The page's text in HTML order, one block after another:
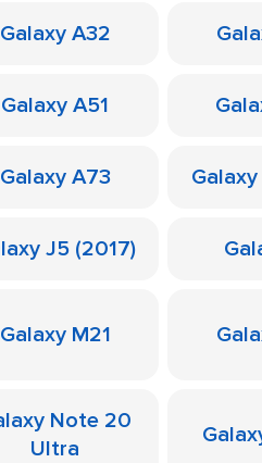
Galaxy A32
Galaxy A51
Galaxy A73
J5 (2017)
Galaxy M21
Note 20
Ultra